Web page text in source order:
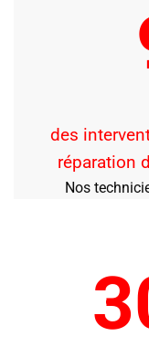
des
réparation
Nos